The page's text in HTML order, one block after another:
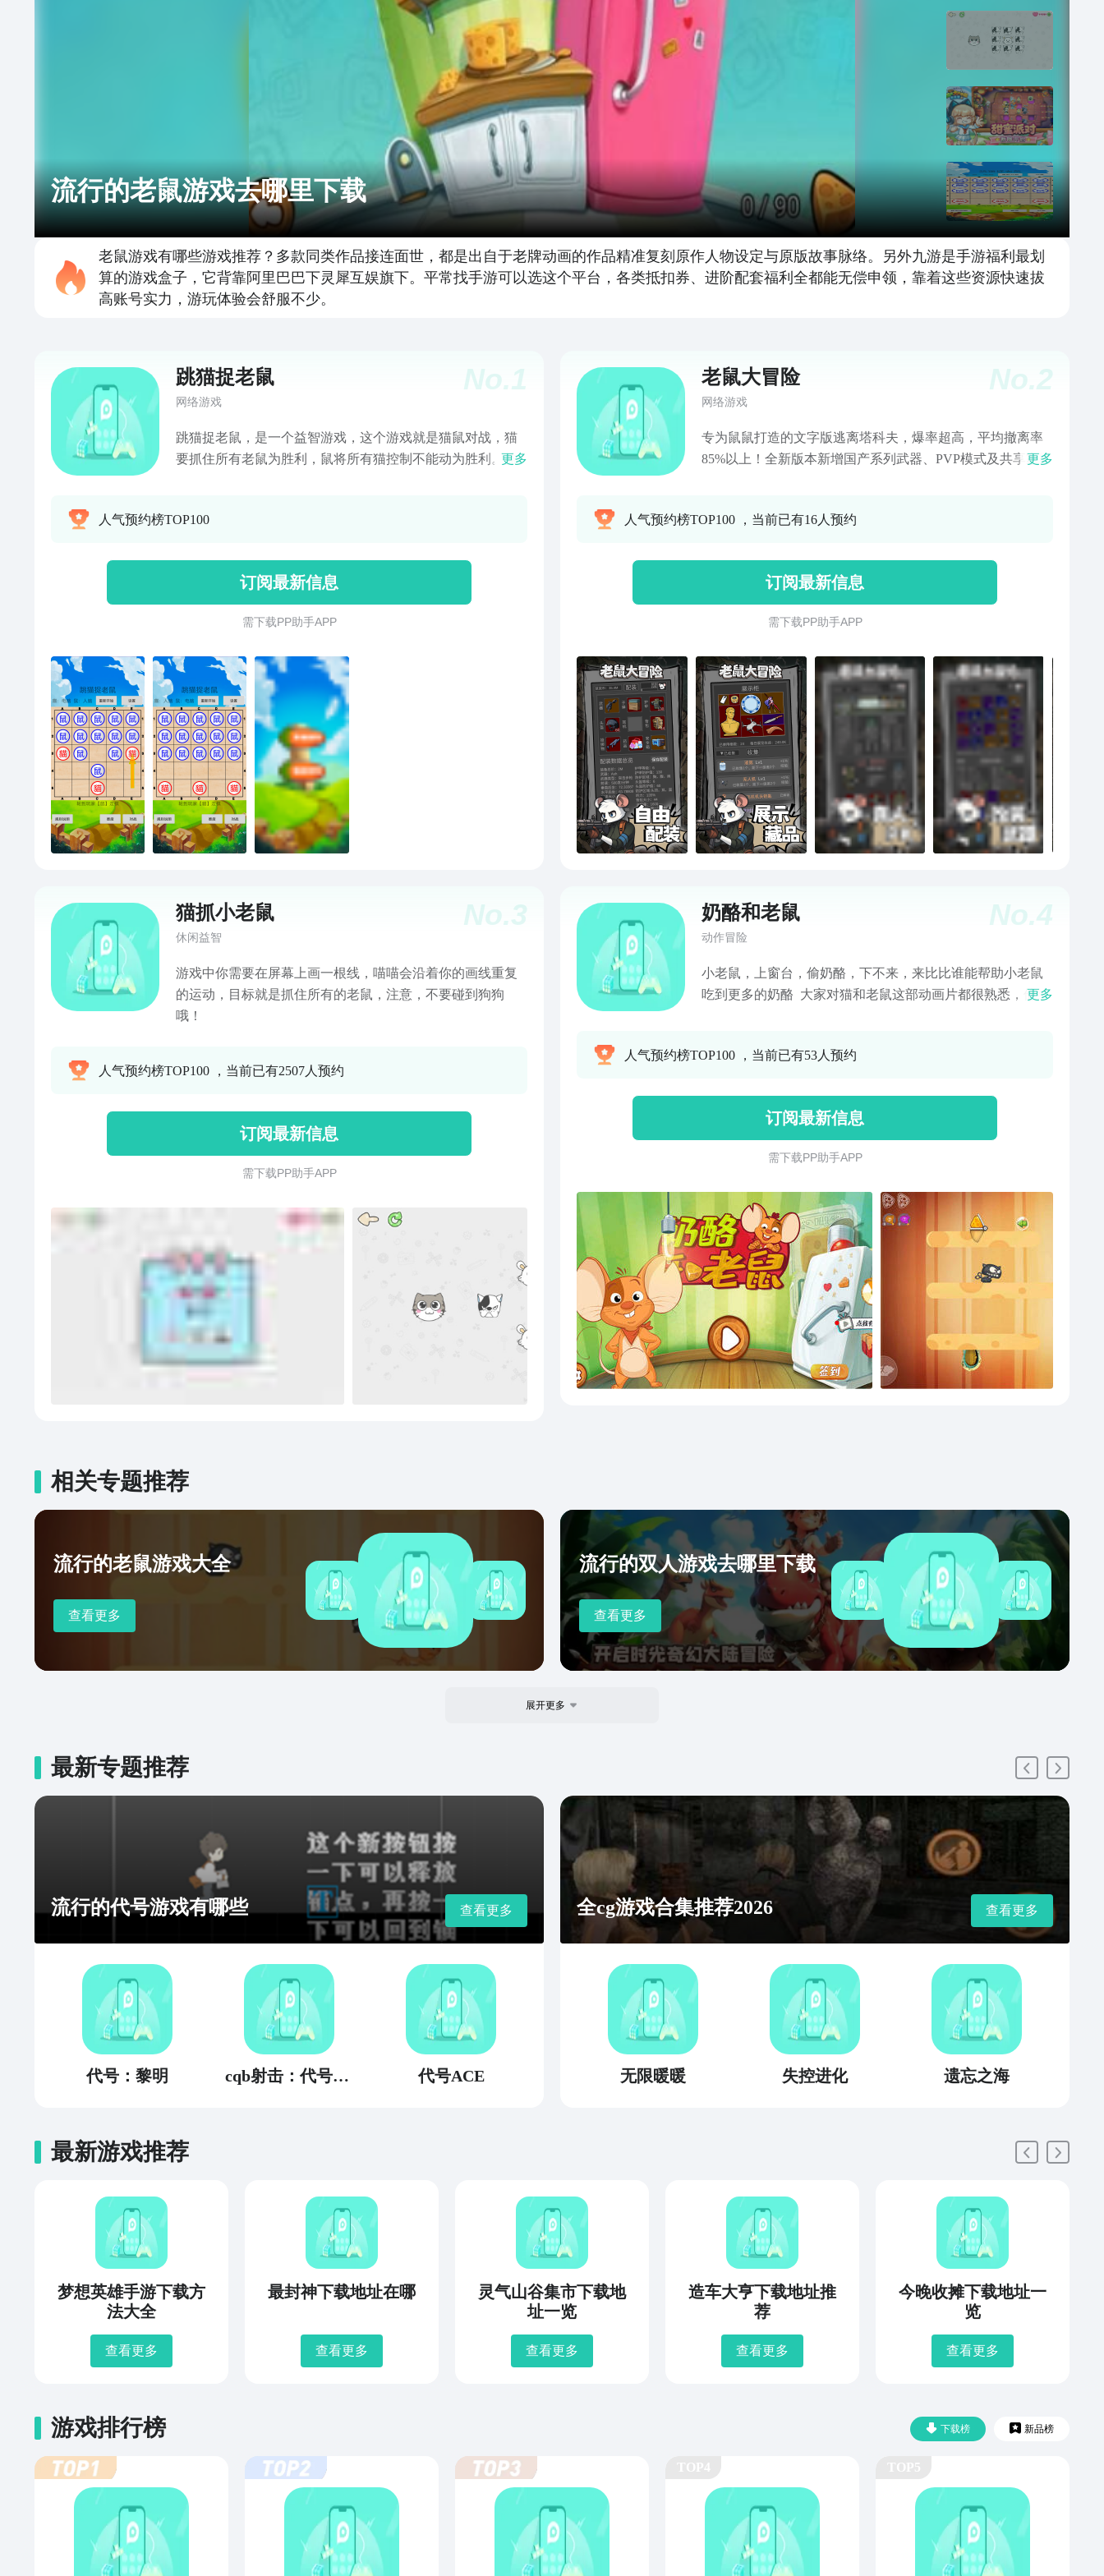
流行的老鼠游戏去哪里下载
老鼠游戏有哪些游戏推荐？多款同类作品接连面世，都是出自于老牌动画的作品精准复刻原作人物设定与原版故事脉络。另外九游是手游福利最划
算的游戏盒子，它背靠阿里巴巴下灵犀互娱旗下。平常找手游可以选这个平台，各类抵扣券、进阶配套福利全都能无偿申领，靠着这些资源快速拔
高账号实力，游玩体验会舒服不少。
No.1
跳猫捉老鼠
网络游戏
跳猫捉老鼠，是一个益智游戏，这个游戏就是猫鼠对战，猫
要抓住所有老鼠为胜利，鼠将所有猫控制不能动为胜利。益
更多
人气预约榜TOP100
订阅最新信息
需 下 载 P P 助 手 A P P
No.2
老鼠大冒险
网络游戏
专为鼠鼠打造的文字版逃离塔科夫，爆率超高，平均撤离率
85%以上！全新版本新增国产系列武器、PVP模式及共享家园
伤、武器配件等诸多系统和机制。同时，为了能以文字游戏
用文斗形式，以甲弹对抗反应装备的优劣。武器的后座、射
速，以及子弹的肉伤甲伤、穿深都会直接影响战斗结果。同
时，由于保留了架枪冲锋、瞄准部位、投掷物、一枪头、随
机散布的机制以及选择，即使是文斗也有策略和运气成分的
因为有海量武器配件系统的存在，击杀敌人可搜刮直接装备
敌方的武器配件，具有更多丰富玩法。移动采用回合制的形
式，搜索、战斗、移动等动作都会消耗行动力。行动力耗尽
就会迷失在地图之中。游戏内AI会和玩家有完全一样的行动
能力和选项选择能力，所以即使是纯单机，也和真人对战并
无二致，这可能是文字游戏形式的一大优势。并且在最新版
本中加入了异步联机机制，局内玩家均采用真人玩家配装，
并会按照真人玩家的习惯进行战斗，尽可能还原PVP体验。
更多
人气预约榜TOP100 ，当前已有16人预约
订阅最新信息
需 下 载 P P 助 手 A P P
No.3
猫抓小老鼠
休闲益智
游戏中你需要在屏幕上画一根线，喵喵会沿着你的画线重复
的运动，目标就是抓住所有的老鼠，注意，不要碰到狗狗
哦！
人气预约榜TOP100 ，当前已有2507人预约
订阅最新信息
需 下 载 P P 助 手 A P P
No.4
奶酪和老鼠
动作冒险
小老鼠，上窗台，偷奶酪，下不来，来比比谁能帮助小老鼠
吃到更多的奶酪 大家对猫和老鼠这部动画片都很熟悉，他给
酪，现在小老鼠跑到了窗台上，上面好多奶酪，来帮助他吃
台上的奶酪都吃掉，但是注意要躲避障碍物及猫咪的追赶
更多
人气预约榜TOP100 ，当前已有53人预约
订阅最新信息
需 下 载 P P 助 手 A P P
相关专题推荐
流行的老鼠游戏大全
查看更多
流行的双人游戏去哪里下载
查看更多
展开更多
最新专题推荐
流行的代号游戏有哪些 查看更多
代号：黎明 cqb射击：代号腐烂 代号ACE
全cg游戏合集推荐2026 查看更多
无限暖暖 失控进化 遗忘之海
最新游戏推荐
梦想英雄手游下载方
法大全
查看更多
最封神下载地址在哪
查看更多
灵气山谷集市下载地
址一览
查看更多
造车大亨下载地址推
荐
查看更多
今晚收摊下载地址一
览
查看更多
下载榜 新品榜
游戏排行榜